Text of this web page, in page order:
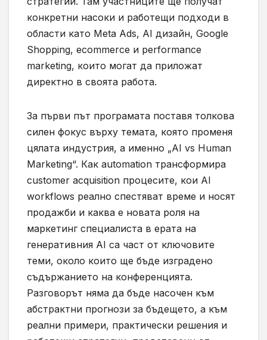
конкретни насоки и работещи подходи в
области като Meta Ads, AI дизайн, Google
Shopping, ecommerce и performance
marketing, които могат да приложат
директно в своята работа.
За първи път програмата поставя толкова
силен фокус върху темата, която променя
цялата индустрия, а именно „AI vs Human
Marketing“. Как automation трансформира
customer acquisition процесите, кои AI
workflows реално спестяват време и носят
продажби и каква е новата роля на
маркетинг специалиста в ерата на
генеративния AI са част от ключовите
теми, около които ще бъде изградено
съдържанието на конференцията.
Разговорът няма да бъде насочен към
абстрактни прогнози за бъдещето, а към
реални примери, практически решения и